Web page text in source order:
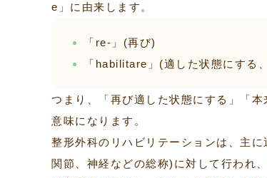
e」に由来します。
「re-」(再び)
「habilitare」(適した状態にする
つまり、「再び適した状態にする」「
意味になります。
整形外科のリハビリテーションは、主
関節、神経などの総称)に対して行われ